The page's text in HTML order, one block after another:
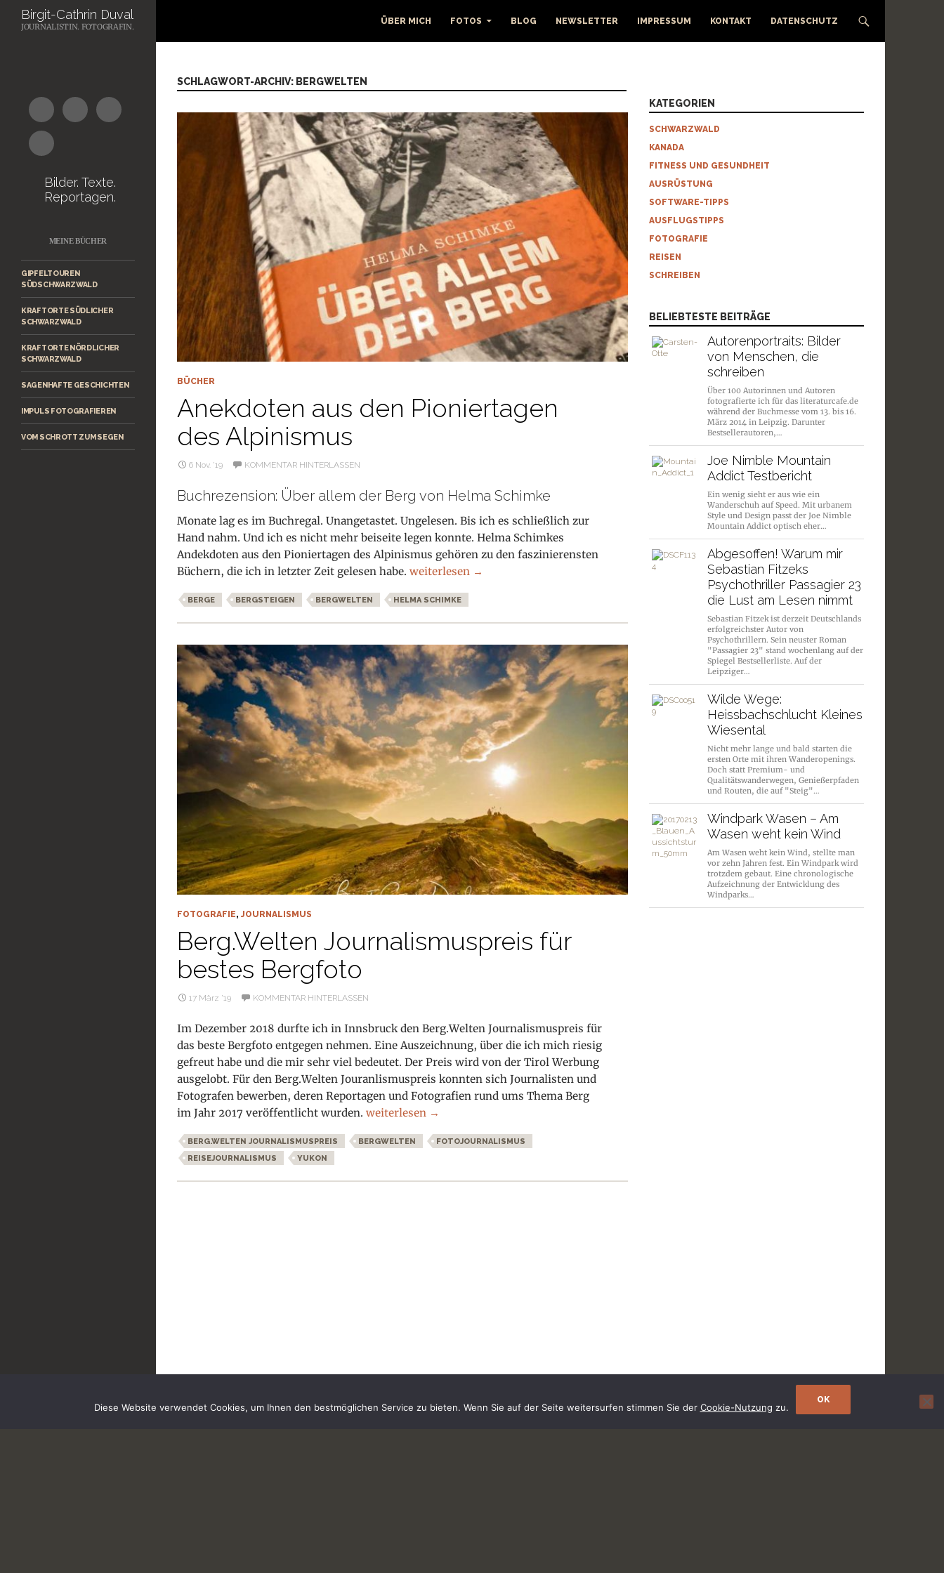
Suchen
ÜBER MICH FOTOS BLOG NEWSLETTER IMPRESSUM KONTAKT DATENSCHUTZ
SCHLAGWORT-ARCHIV: BERGWELTEN
BÜCHER
Anekdoten aus den Pioniertagen
des Alpinismus
6 Nov. ’19 KOMMENTAR HINTERLASSEN
Buchrezension: Über allem der Berg von Helma Schimke
Monate lag es im Buchregal. Unangetastet. Ungelesen. Bis ich es schließlich zur
Hand nahm. Und ich es nicht mehr beiseite legen konnte. Helma Schimkes
Andekdoten aus den Pioniertagen des Alpinismus gehören zu den faszinierensten
Büchern, die ich in letzter Zeit gelesen habe. Anekdoten aus den Pioniertagen des Alpinismus
weiterlesen →
BERGE BERGSTEIGEN BERGWELTEN HELMA SCHIMKE
FOTOGRAFIE, JOURNALISMUS
Berg.Welten Journalismuspreis für
bestes Bergfoto
17 März ’19 KOMMENTAR HINTERLASSEN
Im Dezember 2018 durfte ich in Innsbruck den Berg.Welten Journalismuspreis für
das beste Bergfoto entgegen nehmen. Eine Auszeichnung, über die ich mich riesig
gefreut habe und die mir sehr viel bedeutet. Der Preis wird von der Tirol Werbung
ausgelobt. Für den Berg.Welten Jouranlismuspreis konnten sich Journalisten und
Fotografen bewerben, deren Reportagen und Fotografien rund ums Thema Berg
im Jahr 2017 veröffentlicht wurden. Berg.Welten Journalismuspreis für bestes Bergfoto
weiterlesen →
BERG.WELTEN JOURNALISMUSPREIS BERGWELTEN
FOTOJOURNALISMUS
REISEJOURNALISMUS
YUKON
KATEGORIEN
SCHWARZWALD
KANADA
FITNESS UND GESUNDHEIT
AUSRÜSTUNG
SOFTWARE-TIPPS
AUSFLUGSTIPPS
FOTOGRAFIE
REISEN
SCHREIBEN
BELIEBTESTE BEITRÄGE
Autorenportraits: Bilder
von Menschen, die
schreiben
Über 100 Autorinnen und Autoren
fotografierte ich für das literaturcafe.de
während der Buchmesse vom 13. bis 16.
März 2014 in Leipzig. Darunter
Bestsellerautoren,…
Joe Nimble Mountain
Addict Testbericht
Ein wenig sieht er aus wie ein
Wanderschuh auf Speed. Mit urbanem
Style und Design passt der Joe Nimble
Mountain Addict optisch eher…
Abgesoffen! Warum mir
Sebastian Fitzeks
Psychothriller Passagier 23
die Lust am Lesen nimmt
Sebastian Fitzek ist derzeit Deutschlands
erfolgreichster Autor von
Psychothrillern. Sein neuster Roman
"Passagier 23" stand wochenlang auf der
Spiegel Bestsellerliste. Auf der
Leipziger…
Wilde Wege:
Heissbachschlucht Kleines
Wiesental
Nicht mehr lange und bald starten die
ersten Orte mit ihren Wanderopenings.
Doch statt Premium- und
Qualitätswanderwegen, Genießerpfaden
und Routen, die auf "Steig"…
Windpark Wasen – Am
Wasen weht kein Wind
Am Wasen weht kein Wind, stellte man
vor zehn Jahren fest. Ein Windpark wird
trotzdem gebaut. Eine chronologische
Aufzeichnung der Entwicklung des
Windparks…
Birgit-Cathrin Duval
JOURNALISTIN. FOTOGRAFIN.
Bilder. Texte.
Reportagen.
MEINE BÜCHER
GIPFELTOUREN
SÜDSCHWARZWALD
KRAFTORTE SÜDLICHER
SCHWARZWALD
KRAFTORTE NÖRDLICHER
SCHWARZWALD
SAGENHAFTE GESCHICHTEN
IMPULS FOTOGRAFIEREN
VOM SCHROTT ZUM SEGEN
Diese Website verwendet Cookies, um Ihnen den bestmöglichen Service zu bieten. Wenn Sie auf der Seite weitersurfen stimmen Sie der Cookie-Nutzung zu.
OK